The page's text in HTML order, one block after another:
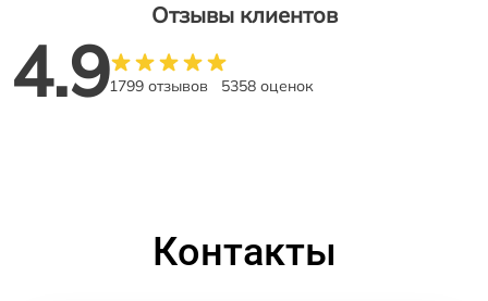
Отзывы клиентов
4.91799 отзывов 5358 оценок
Контакты